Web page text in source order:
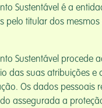
Sustentável é a
pelo titular dos
Sustentável
das suas atribuições
Os dados pessoais
assegurada a